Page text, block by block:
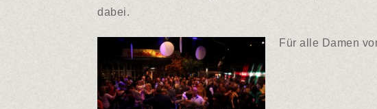
dabei.
Für alle Damen